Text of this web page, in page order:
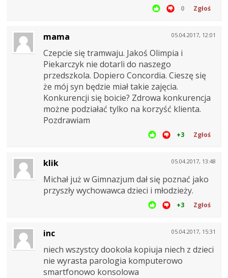
0 Zgłoś
05.04.2017, 12:01
mama
Czepcie się tramwaju. Jakoś Olimpia i
Piekarczyk nie dotarli do naszego
przedszkola. Dopiero Concordia. Cieszę się
że mój syn będzie miał takie zajęcia.
Konkurencji się boicie? Zdrowa konkurencja
możne podziałać tylko na korzyść klienta.
Pozdrawiam
+3 Zgłoś
05.04.2017, 13:48
klik
Michał już w Gimnazjum dał się poznać jako
przyszły wychowawca dzieci i młodzieży.
+3 Zgłoś
05.04.2017, 15:31
inc
niech wszystcy dookoła kopiuja niech z dzieci
nie wyrasta parologia komputerowo
smartfonowo konsolowa